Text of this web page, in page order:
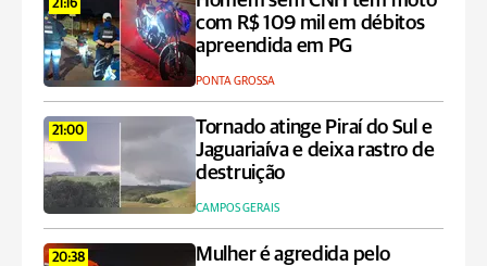
21:16
com R$ 109 mil em débitos
apreendida em PG
PONTA GROSSA
21:00
Tornado atinge Piraí do Sul e
Jaguariaíva e deixa rastro de
destruição
CAMPOS GERAIS
20:38
Mulher é agredida pelo